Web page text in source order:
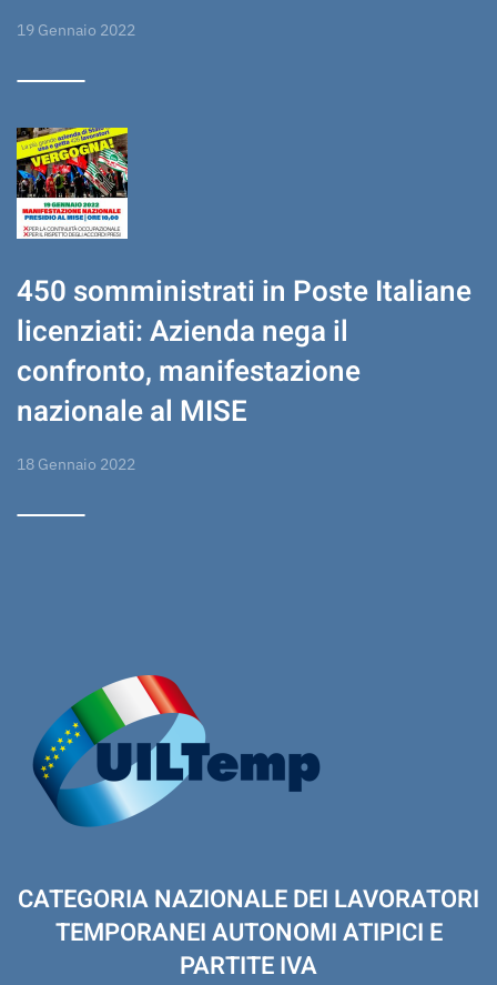
19 Gennaio 2022
450 somministrati in Poste Italiane
licenziati: Azienda nega il
confronto, manifestazione
nazionale al MISE
18 Gennaio 2022
CATEGORIA NAZIONALE DEI LAVORATORI
TEMPORANEI AUTONOMI ATIPICI E
PARTITE IVA